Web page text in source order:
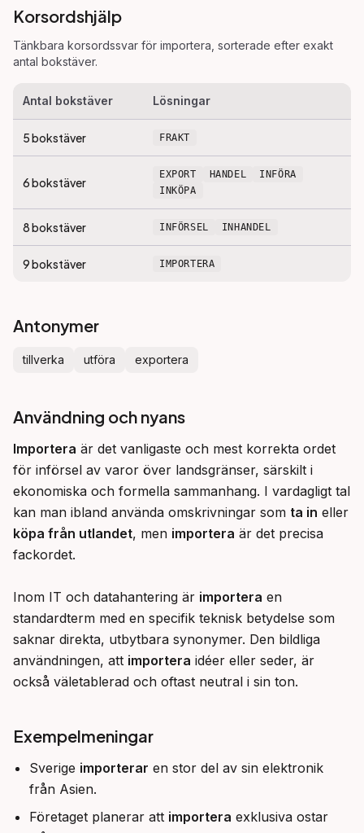
Korsordshjälp
Tänkbara korsordssvar för importera , sorterade efter exakt
antal bokstäver.
Antal bokstäver Lösningar
5bokstäver FRAKT
6bokstäver
EXPORT HANDEL
INFÖRA
INKÖPA
8bokstäver INFÖRSEL INHANDEL
9bokstäver IMPORTERA
Antonymer
tillverka utföra exportera
Användning och nyans
Importera är det vanligaste och mest korrekta ordet
för införsel av varor över landsgränser, särskilt i
ekonomiska och formella sammanhang. I vardagligt tal
kan man ibland använda omskrivningar som ta in
köpa från utlandet, men importera är det precisa
fackordet.
Inom IT och datahantering är importera en
standardterm med en specifik teknisk betydelse som
saknar direkta, utbytbara synonymer. Den bildliga
användningen, att importera idéer eller seder, är
också väletablerad och oftast neutral i sin ton.
Exempelmeningar
Sverige importerar en stor del av sin elektronik
från Asien.
Företaget planerar att importera exklusiva ostar